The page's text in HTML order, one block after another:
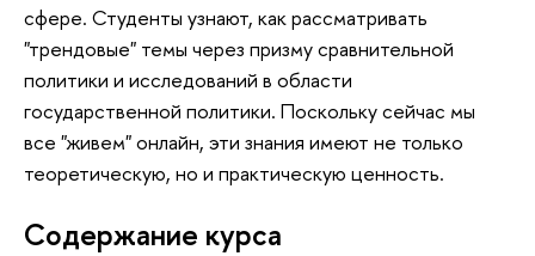
сфере. Студенты узнают, как рассматривать
"трендовые" темы через призму сравнительной
политики и исследований в области
государственной политики. Поскольку сейчас мы
все "живем" онлайн, эти знания имеют не только
теоретическую, но и практическую ценность.
Содержание курса